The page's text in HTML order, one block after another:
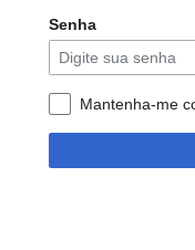
Senha
Mantenha-me